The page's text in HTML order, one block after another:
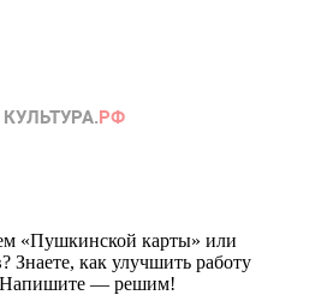
«Пушкинской карты» или
Знаете, как улучшить работу
Напишите — решим!